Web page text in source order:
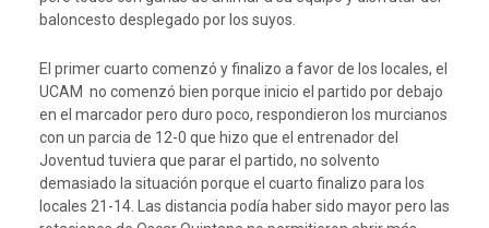
baloncesto desplegado por los suyos.
El primer cuarto comenzó y finalizo a favor de los locales, el
UCAM no comenzó bien porque inicio el partido por debajo
en el marcador pero duro poco, respondieron los murcianos
con un parcia de 12-0 que hizo que el entrenador del
Joventud tuviera que parar el partido, no solvento
demasiado la situación porque el cuarto finalizo para los
locales 21-14. Las distancia podía haber sido mayor pero las